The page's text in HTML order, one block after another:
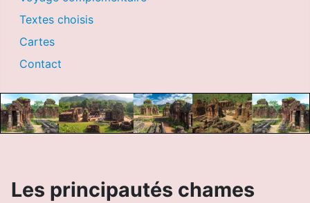
Textes choisis
Cartes
Contact
Les principautés chames